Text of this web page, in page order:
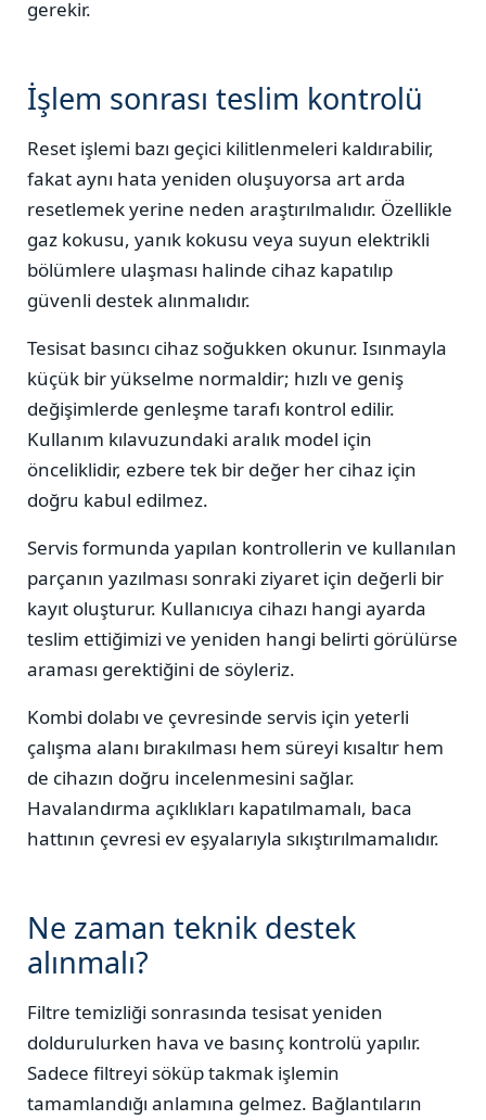
gerekir.
İşlem sonrası teslim kontrolü
Reset işlemi bazı geçici kilitlenmeleri kaldırabilir,
fakat aynı hata yeniden oluşuyorsa art arda
resetlemek yerine neden araştırılmalıdır. Özellikle
gaz kokusu, yanık kokusu veya suyun elektrikli
bölümlere ulaşması halinde cihaz kapatılıp
güvenli destek alınmalıdır.
Tesisat basıncı cihaz soğukken okunur. Isınmayla
küçük bir yükselme normaldir; hızlı ve geniş
değişimlerde genleşme tarafı kontrol edilir.
Kullanım kılavuzundaki aralık model için
önceliklidir, ezbere tek bir değer her cihaz için
doğru kabul edilmez.
Servis formunda yapılan kontrollerin ve kullanılan
parçanın yazılması sonraki ziyaret için değerli bir
kayıt oluşturur. Kullanıcıya cihazı hangi ayarda
teslim ettiğimizi ve yeniden hangi belirti görülürse
araması gerektiğini de söyleriz.
Kombi dolabı ve çevresinde servis için yeterli
çalışma alanı bırakılması hem süreyi kısaltır hem
de cihazın doğru incelenmesini sağlar.
Havalandırma açıklıkları kapatılmamalı, baca
hattının çevresi ev eşyalarıyla sıkıştırılmamalıdır.
Ne zaman teknik destek
alınmalı?
Filtre temizliği sonrasında tesisat yeniden
doldurulurken hava ve basınç kontrolü yapılır.
Sadece filtreyi söküp takmak işlemin
tamamlandığı anlamına gelmez. Bağlantıların